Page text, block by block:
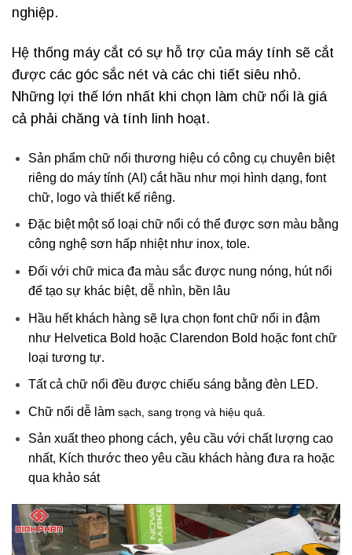
nghiệp.
Hệ thống máy cắt có sự hỗ trợ của máy tính sẽ cắt
được các góc sắc nét và các chi tiết siêu nhỏ.
Những lợi thế lớn nhất khi chọn làm chữ nổi là giá
cả phải chăng và tính linh hoạt.
Sản phẩm chữ nổi thương hiệu có công cụ chuyên biệt
riêng do máy tính (AI) cắt hầu như mọi hình dạng, font
chữ, logo và thiết kế riêng.
Đặc biệt một số loại chữ nổi có thể được sơn màu bằng
công nghệ sơn hấp nhiệt như inox, tole.
Đối với chữ mica đa màu sắc được nung nóng, hút nổi
để tạo sự khác biệt, dễ nhìn, bền lâu
Hầu hết khách hàng sẽ lựa chọn font chữ nổi in đậm
như Helvetica Bold hoặc Clarendon Bold hoặc font chữ
loại tương tự.
Tất cả chữ nổi đều được chiếu sáng bằng đèn LED.
Chữ nổi dễ làm sạch, sang trọng và hiệu quả.
Sản xuất theo phong cách, yêu cầu với chất lượng cao
nhất, Kích thước theo yêu cầu khách hàng đưa ra hoặc
qua khảo sát